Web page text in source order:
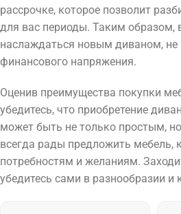
рассрочке, которое позволит
для вас периоды. Таким образом,
наслаждаться новым диваном,
финансового напряжения.
Оценив преимущества покупки
убедитесь, что приобретение
может быть не только простым,
всегда рады предложить мебель,
потребностям и желаниям.
убедитесь сами в разнообразии и